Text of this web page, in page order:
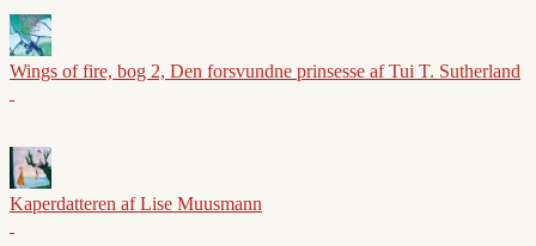
Wings of fire, bog 2, Den forsvundne prinsesse af Tui T. Sutherland
Kaperdatteren af Lise Muusmann